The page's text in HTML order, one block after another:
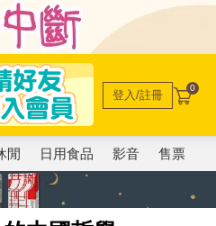
登入/註冊 0
閒 日用食品 影音 售票